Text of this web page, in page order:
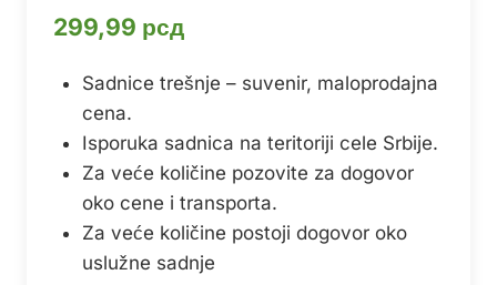
299,99 рсд
Sadnice trešnje – suvenir, maloprodajna
cena.
Isporuka sadnica na teritoriji cele Srbije.
Za veće količine pozovite za dogovor
oko cene i transporta.
Za veće količine postoji dogovor oko
uslužne sadnje